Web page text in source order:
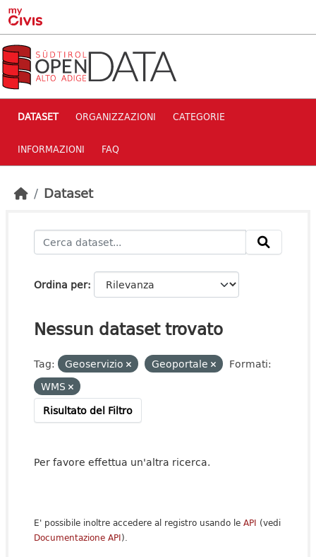
Skip to main content
DATASET ORGANIZZAZIONI CATEGORIE
INFORMAZIONI FAQ
Dataset
Ordina per
Nessun dataset trovato
Tag: Geoservizio Geoportale
Formati:
WMS
Risultato del Filtro
Per favore effettua un'altra ricerca.
E' possibile inoltre accedere al registro usando le API (vedi
Documentazione API).